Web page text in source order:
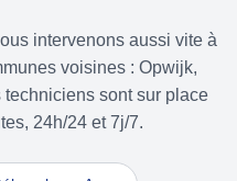
intervenons aussi vite à
voisines : Opwijk,
sont sur place
24h/24 et 7j/7.